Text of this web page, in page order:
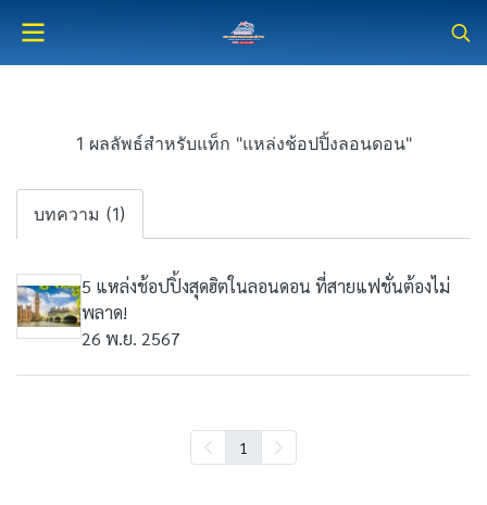
1 ผลลัพธ์สำหรับแท็ก "แหล่งช้อปปิ้งลอนดอน"
บทความ (1)
5 แหล่งช้อปปิ้งสุดฮิตในลอนดอน ที่สายแฟชั่นต้องไม่
พลาด!
26 พ.ย. 2567
1